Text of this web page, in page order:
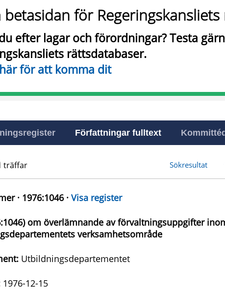
betasidan för
efter lagar och förordningar? Testa
rättsdatabaser.
för att komma dit
Författningar fulltext
träffar Sökresultat
· 1976:1046 · Visa register
om överlämnande av förvaltningsuppgifter
verksamhetsområde
Utbildningsdepartementet
1976-12-15